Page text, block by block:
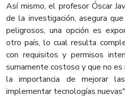
Así mismo, el profesor Óscar
de la investigación, asegura
peligrosos, una opción es
otro país, lo cual resulta
con requisitos y permisos
sumamente costoso y que no
la importancia de mejorar
implementar tecnologías